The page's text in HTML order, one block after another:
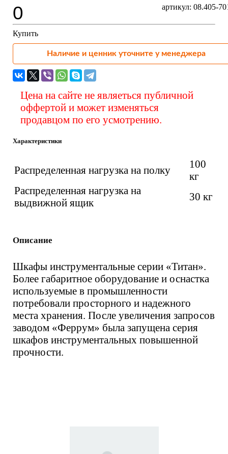
артикул: 08.405-
0
Купить
Наличие и ценник уточните у менеджера
Цена на сайте не являеться публичной
оффертой и может изменяться
продавцом по его усмотрению.
Характеристики
Распределенная нагрузка на полку
100
кг
Распределенная нагрузка на
выдвижной ящик
30 кг
Описание
Шкафы инструментальные серии «Титан».
Более габаритное оборудование и оснастка
используемые в промышленности
потребовали просторного и надежного
места хранения. После увеличения запросов
заводом «Феррум» была запущена серия
шкафов инструментальных повышенной
прочности.